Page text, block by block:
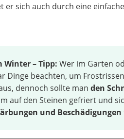
er sich auch durch eine
Winter – Tipp:Wer im Garten
beachten, um
dennoch sollte manden
auf den Steinen gefriert und
und Beschädigungen